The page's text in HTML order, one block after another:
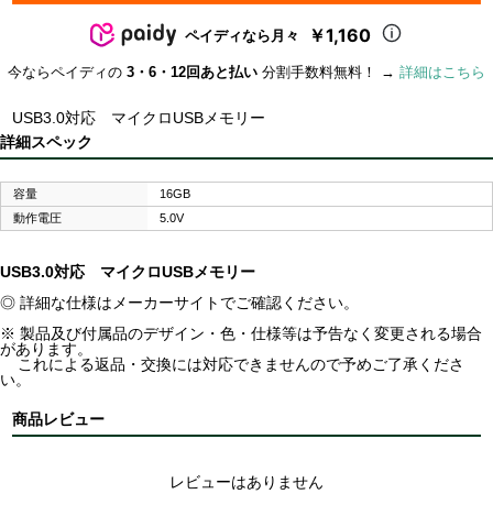
ペイディなら月々 ￥1,160
今ならペイディの 3・6・12回あと払い 分割手数料無料！ → 詳細はこちら
USB3.0対応 マイクロUSBメモリー
詳細スペック
容量
16GB
動作電圧
5.0V
USB3.0対応 マイクロUSBメモリー
◎ 詳細な仕様はメーカーサイトでご確認ください。
※ 製品及び付属品のデザイン・色・仕様等は予告なく変更される場合
があります。
これによる返品・交換には対応できませんので予めご了承くださ
い。
商品レビュー
レビューはありません